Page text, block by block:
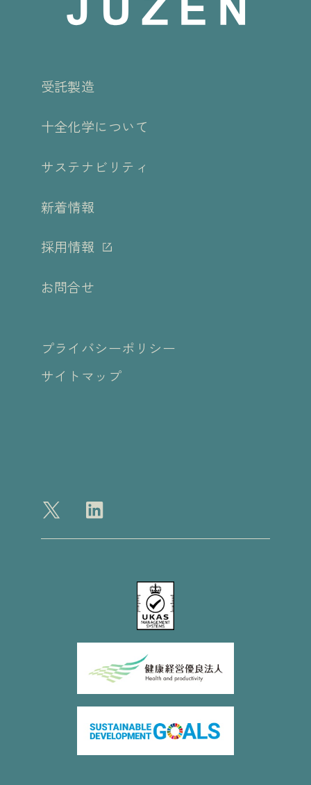
受託製造
十全化学について
サステナビリティ
新着情報
採用情報
お問合せ
プライバシーポリシー
サイトマップ